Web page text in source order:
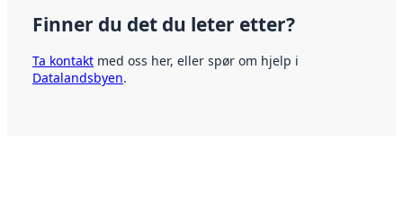
Finner du det du leter etter?
Ta kontakt med oss her, eller spør om hjelp i
Datalandsbyen.